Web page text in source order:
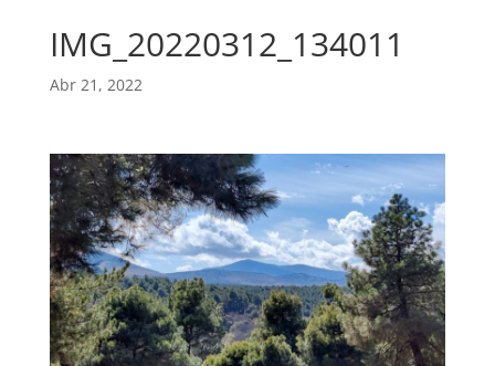
IMG_20220312_134011
Abr 21, 2022